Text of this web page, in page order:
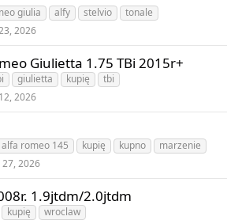
giulia alfy stelvio
tonale
2026
Giulietta 1.75 TBi 2015r+
giulietta kupię
tbi
2026
alfa romeo 145 kupię kupno
marzenie
27, 2026
1.9jtdm/2.0jtdm
kupię
wroclaw